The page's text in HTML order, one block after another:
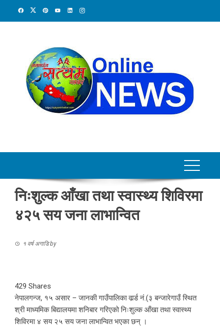
निःशुल्क आँखा तथा स्वास्थ्य शिविरमा
४२५ सय जना लाभान्वित
१ वर्ष अगाडिby
429 Shares
नेपालगन्ज, १५ असार – जानकी गाउँपालिका वार्र्ड नं.(३ बन्जारेगाउँ स्थित
श्री माध्यमिक बिद्यालयमा शनिबार गरिएको निःशुल्क आँखा तथा स्वास्थ्य
शिविरमा ४ सय २५ सय जना लाभान्वित भएका छन् ।